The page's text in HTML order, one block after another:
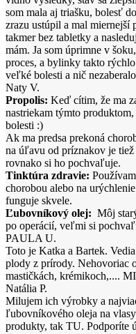
som mala aj triašku, bolesť
zrazu ustúpil a mal miernejší
takmer bez tabletky a
mám. Ja som úprimne v
proces, a bylinky takto
veľké bolesti a nič
Naty V.
Propolis: Keď cítim, že ma
nastriekam týmto
bolesti :)
Ak ma predsa prekoná
na úľavu od príznakov je tiež
rovnako si ho pochvaľuje.
Tinktúra zdravie:
chorobou alebo na
funguje skvele.
Ľubovníkový olej: Môj
po operácií, veľmi si
PAULA U.
Toto je Katka a Bartek.
plody z prírody. Nehovoriac
mastičkách, krémikoch,....
Natália P.
Milujem ich výrobky a
ľubovníkového oleja na
produkty, tak TU. Podporíte